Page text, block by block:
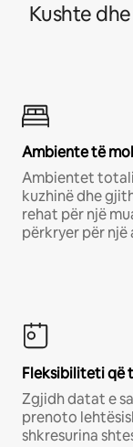
Kushte
Ambiente të
Ambientet
kuzhinë dhe
rehat për një
përkryer për një
Fleksibiliteti që
Zgjidh datat e
prenoto
shkresurina